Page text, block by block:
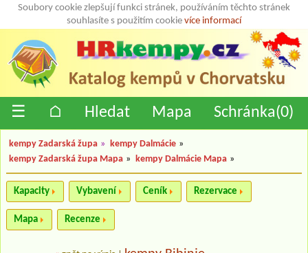
Soubory cookie zlepšují funkci stránek, používáním těchto stránek
souhlasíte s použitím cookie více informací
☰ ⌂ Hledat Mapa Schránka(0)
kempy Zadarská župa » kempy Dalmácie »
kempy Zadarská župa Mapa » kempy Dalmácie Mapa »
Kapacity Vybavení Ceník Rezervace
Mapa Recenze